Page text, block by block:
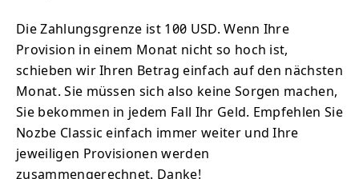
Die Zahlungsgrenze ist 100 USD. Wenn Ihre
Provision in einem Monat nicht so hoch ist,
schieben wir Ihren Betrag einfach auf den nächsten
Monat. Sie müssen sich also keine Sorgen machen,
Sie bekommen in jedem Fall Ihr Geld. Empfehlen Sie
Nozbe Classic einfach immer weiter und Ihre
jeweiligen Provisionen werden
zusammengerechnet. Danke!